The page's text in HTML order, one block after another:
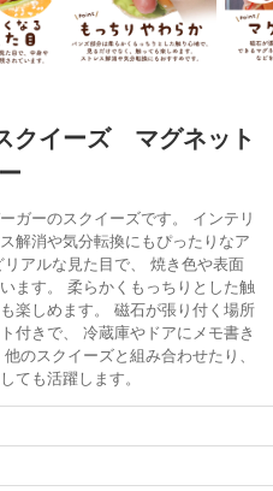
クイーズ マグネット
ガーのスクイーズです。 インテリ
解消や気分転換にもぴったりなア
アルな見た目で、 焼き色や表面
ます。 柔らかくもっちりとした触
楽しめます。 磁石が張り付く場所
付きで、 冷蔵庫やドアにメモ書き
のスクイーズと組み合わせたり、
ても活躍します。